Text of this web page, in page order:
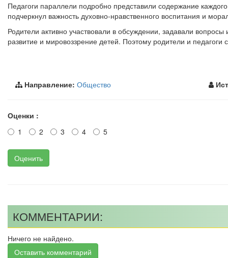
Педагоги параллели подробно представили содержание
подчеркнул важность духовно-нравственного воспитания и
Родители активно участвовали в обсуждении, задавали
развитие и мировоззрение детей. Поэтому родители и
Направление: Общество
Оценки :
1
2 3 4 5
Оценить
КОММЕНТАРИИ:
Ничего не найдено.
Оставить комментарий